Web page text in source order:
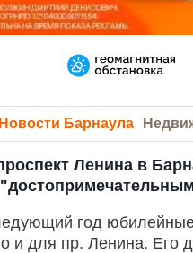
Новости Барнаула
Ленина в
год
и для пр. Ленина. Его